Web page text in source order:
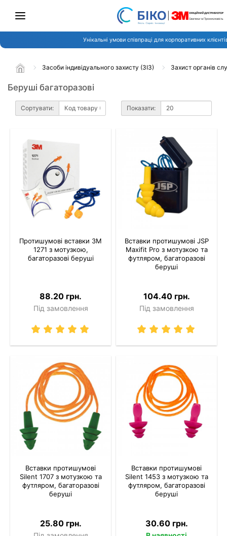
Унікальні умови співпраці для корпоративних
Засоби індивідуального захисту (ЗІЗ) Захист органів
Беруші багаторазові
Сортувати: Показати:
Протишумові вставки 3M
1271 з мотузкою,
багаторазові беруші
88.20 грн.
Під замовлення
Вставки протишумові JSP
Maxifit Pro з мотузкою та
футляром, багаторазові
беруші
104.40 грн.
Під замовлення
Вставки протишумові
Silent 1707 з мотузкою та
футляром, багаторазові
беруші
25.80 грн.
Вставки протишумові
Silent 1453 з мотузкою та
футляром, багаторазові
беруші
30.60 грн.